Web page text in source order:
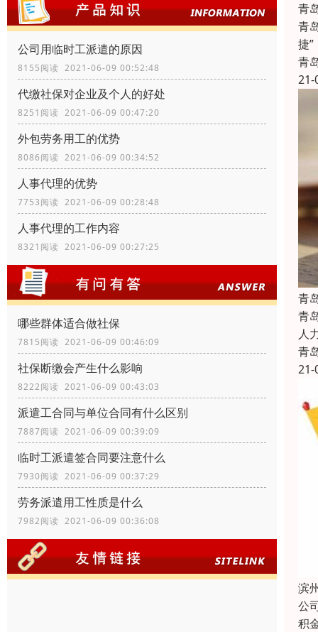
公司用临时工派遣的原因
8155阅读 2021-06-09 00:52:48
代缴社保对企业及个人的好处
8251阅读 2021-06-09 00:47:20
外包劳务用工的优势
8086阅读 2021-06-09 00:34:52
人事代理的优势
7753阅读 2021-06-09 00:28:48
人事代理的工作内容
8321阅读 2021-06-09 00:27:25
哪些群体适合做社保
7815阅读 2021-06-09 00:46:09
社保断缴会产生什么影响
8222阅读 2021-06-09 00:43:03
派遣工合同与单位合同有什么区别
7887阅读 2021-06-09 00:39:09
临时工派遣签合同要注意什么
7930阅读 2021-06-09 00:37:29
劳务派遣用工性质是什么
7982阅读 2021-06-09 00:36:08
青
青
捷
青
21-
青
青
人
青
21-
滨
公
积